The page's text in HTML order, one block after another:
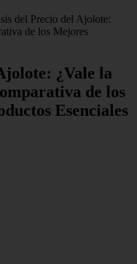
del Precio del Ajolote:
de los Mejores
¿Vale la
de los
Esenciales